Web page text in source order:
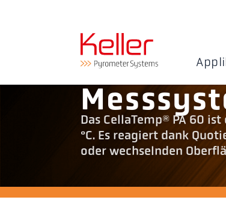
Das CellaTemp® PA 60
°C. Es reagiert dank
oder wechselnden